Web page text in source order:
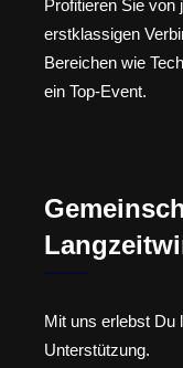
Profitieren Sie von
erstklassigen
Bereichen wie
ein Top-Event.
Mit uns erlebst Du
Unterstützung.